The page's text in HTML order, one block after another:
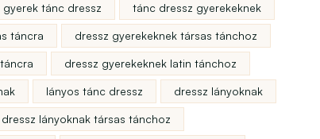
gyerek tánc dressz tánc dressz gyerekeknek
táncra dressz gyerekeknek társas tánchoz
dressz gyerekeknek latin tánchoz
lányos tánc dressz dressz lányoknak
dressz lányoknak társas tánchoz